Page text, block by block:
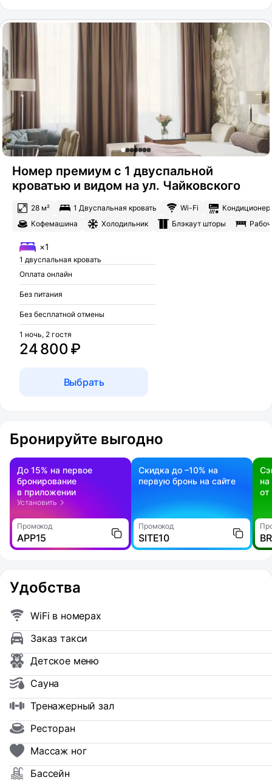
Номер премиум с 1 двуспальной
кроватью и видом на ул. Чайковского
28 м² 1 Двуспальная кровать Wi-Fi
Кондиционер
Кофемашина
Холодильник Блэкаут шторы
×1
1 двуспальная кровать
Оплата онлайн
Без питания
Без бесплатной отмены
24 800 ₽
1 ночь, 2 гостя
Выбрать
Бронируйте выгодно
До 15% на первое
бронирование
в приложении
Установить
Промокод
APP15
Скидка до –10% на
первую бронь на сайте
Промокод
SITE10
на
Удобства
WiFi в номерах
Заказ такси
Детское меню
Сауна
Тренажерный зал
Ресторан
Массаж ног
Бассейн